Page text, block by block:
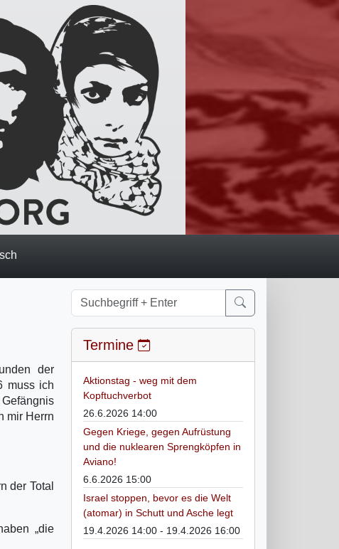
der
muss ich
mir Herrn
der Total
„die
Termine
Aktionstag - weg mit dem
Kopftuchverbot
26.6.2026 14:00
Gegen Kriege, gegen Aufrüstung
und die nuklearen Sprengköpfen in
Aviano!
6.6.2026 15:00
Israel stoppen, bevor es die Welt
(atomar) in Schutt und Asche legt
19.4.2026 14:00 - 19.4.2026 16:00